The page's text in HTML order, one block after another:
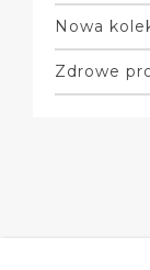
Nowa
Zdrowe